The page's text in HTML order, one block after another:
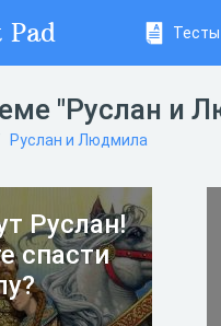
Pad Тесты
"Руслан и
Руслан и Людмила
Руслан!
спасти